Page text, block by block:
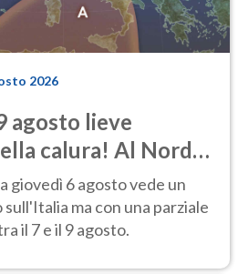
2026
agosto lieve
calura! Al Nord
giovedì 6 agosto vede un
ma con una parziale
il 7 e il 9 agosto.